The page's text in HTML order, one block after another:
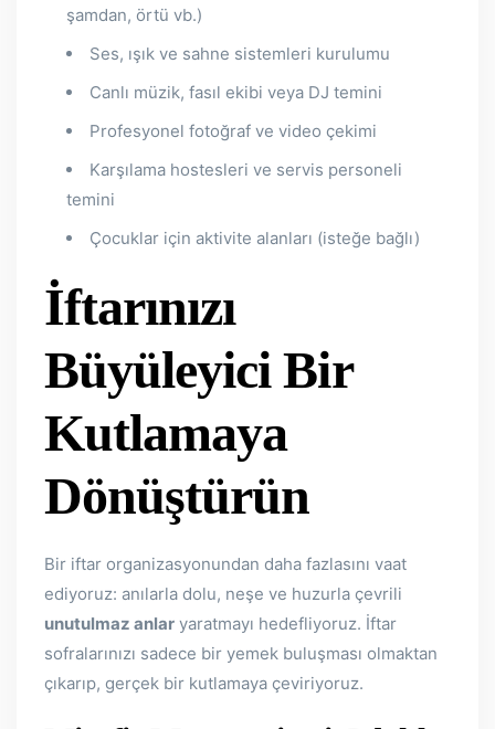
şamdan, örtü vb.)
Ses, ışık ve sahne sistemleri kurulumu
Canlı müzik, fasıl ekibi veya DJ temini
Profesyonel fotoğraf ve video çekimi
Karşılama hostesleri ve servis personeli
temini
Çocuklar için aktivite alanları (isteğe bağlı)
İftarınızı
Büyüleyici Bir
Kutlamaya
Dönüştürün
Bir iftar organizasyonundan daha fazlasını vaat
ediyoruz: anılarla dolu, neşe ve huzurla çevrili
unutulmaz anlar yaratmayı hedefliyoruz. İftar
sofralarınızı sadece bir yemek buluşması olmaktan
çıkarıp, gerçek bir kutlamaya çeviriyoruz.